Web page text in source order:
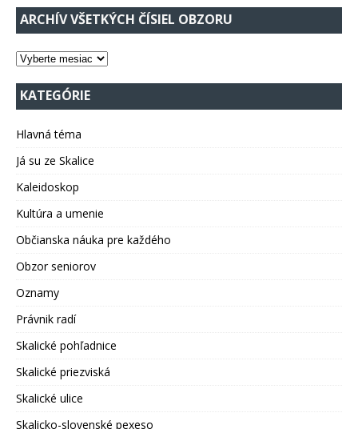
ARCHÍV VŠETKÝCH ČÍSIEL OBZORU
KATEGÓRIE
Hlavná téma
Já su ze Skalice
Kaleidoskop
Kultúra a umenie
Občianska náuka pre každého
Obzor seniorov
Oznamy
Právnik radí
Skalické pohľadnice
Skalické priezviská
Skalické ulice
Skalicko-slovenské pexeso